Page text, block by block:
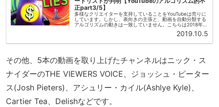
正part3/5】
多様なクリエイターを支持していることをYouTubeは売りに
しています。しかし、表向きの主張と、動画を自動分類する
アルゴリズムの動きは一致していません。こちらは2018年の
プライド月間をテーマにYouTubeの公式チャンネルから公開
2019.10.5
その他、5本の動画を取り上げたチャンネルはニック・ス
ナイダーのTHE VIEWERS VOICE、ジョッシュ・ピーター
ス(Josh Pieters)、アシュリー・カイル(Ashlye Kyle)、
Cartier Tea、Delishなどです。